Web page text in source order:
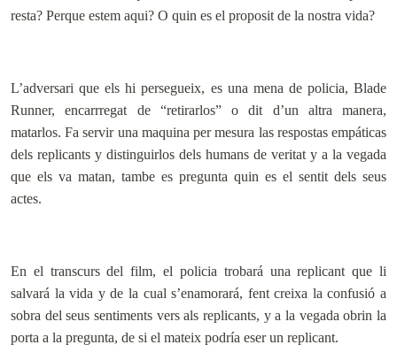
resta? Perque estem aqui? O quin es el proposit de la nostra vida?
L’adversari que els hi persegueix, es una mena de policia, Blade
Runner, encarrregat de “retirarlos” o dit d’un altra manera,
matarlos. Fa servir una maquina per mesura las respostas empáticas
dels replicants y distinguirlos dels humans de veritat y a la vegada
que els va matan, tambe es pregunta quin es el sentit dels seus
actes.
En el transcurs del film, el policia trobará una replicant que li
salvará la vida y de la cual s’enamorará, fent creixa la confusió a
sobra del seus sentiments vers als replicants, y a la vegada obrin la
porta a la pregunta, de si el mateix podría eser un replicant.